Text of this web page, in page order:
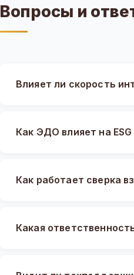
Вопросы и
Влияет ли скорость
Как ЭДО влияет на
Как работает сверка
Какая